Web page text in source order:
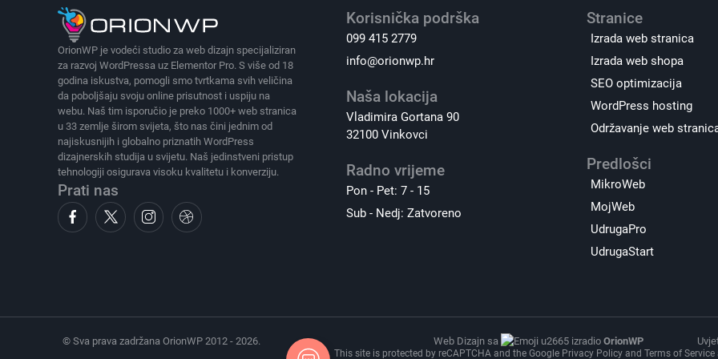
OrionWP je vodeći studio za web dizajn specijaliziran
za razvoj WordPressa uz Elementor Pro. S više od 18
godina iskustva, pomogli smo tvrtkama svih veličina
da poboljšaju svoju online prisutnost i uspiju na
webu. Naš tim isporučio je preko 1000+ web stranica
u 33 zemlje širom svijeta, što nas čini jednim od
najiskusnijih i globalno priznatih WordPress
dizajnerskih studija u svijetu. Naš jedinstveni pristup
tehnologiji osigurava visoku kvalitetu i konverziju.
Prati nas
Korisnička podrška
099 415 2779
info@orionwp.hr
Naša lokacija
Vladimira Gortana 90
32100 Vinkovci
Radno vrijeme
Pon - Pet: 7 - 15
Sub - Nedj: Zatvoreno
Stranice
Izrada web stranica
Izrada web shopa
SEO optimizacija
WordPress hosting
Održavanje web
Predlošci
MikroWeb
MojWeb
UdrugaPro
UdrugaStart
© Sva prava zadržana OrionWP 2012 - 2026. Web Dizajn sa izradio OrionWP
This site is protected by reCAPTCHA and the Google Privacy Policy and Terms of Service